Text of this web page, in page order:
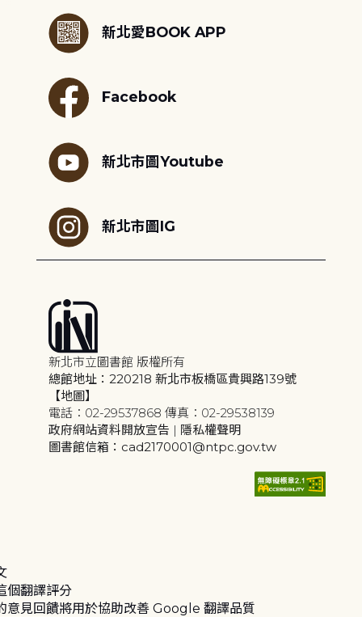
新北愛BOOK APP
Facebook
新北市圖Youtube
新北市圖IG
新北市立圖書館 版權所有
總館地址：220218 新北市板橋區貴興路139號
【地圖】
電話：02-29537868 傳真：02-29538139
政府網站資料開放宣告 | 隱私權聲明
圖書館信箱：cad2170001@ntpc.gov.tw
個翻譯評分
意見回饋將用於協助改善 Google 翻譯品質